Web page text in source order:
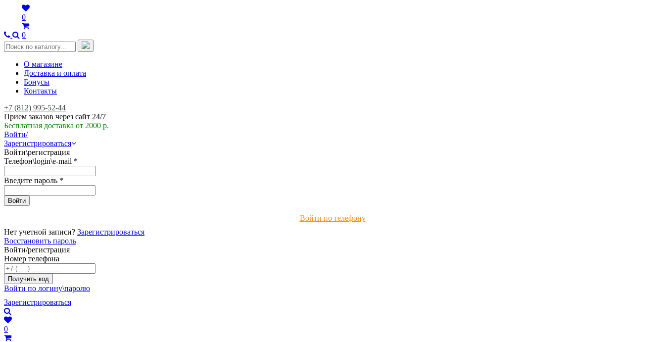
0
0
О магазине
Доставка и оплата
Бонусы
Контакты
+7 (812) 995-52-44
Прием заказов через сайт 24/7
Бесплатная доставка от 2000 р.
Войти/
Зарегистрироваться
Войти\регистрация
Телефон\login\e-mail *
Введите пароль *
Войти по телефону
Нет учетной записи? Зарегистрироваться
Восстановить пароль
Войти/регистрация
Номер телефона
Войти по логину\паролю
Зарегистрироваться
0